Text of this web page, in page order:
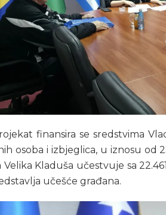
finansira se sredstvima
osoba i izbjeglica, u iznosu od
Velika Kladuša učestvuje sa
učešće građana.